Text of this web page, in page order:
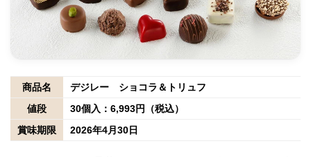
商品名
デジレー ショコラ＆トリュフ
値段
30個入：6,993円（税込）
賞味期限
2026年4月30日